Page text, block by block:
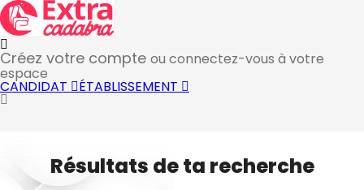
Créez votre compte ou connectez-vous à votre
espace
CANDIDAT ÉTABLISSEMENT
Résultats de ta recherche